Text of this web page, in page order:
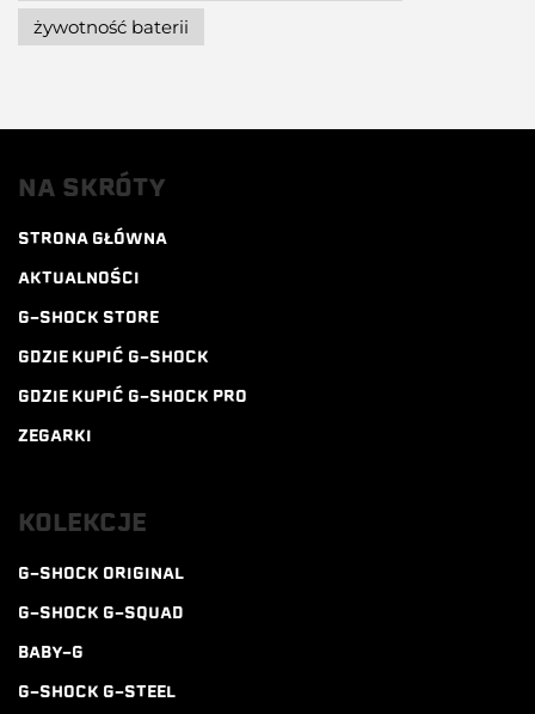
żywotność baterii
NA SKRÓTY
STRONA GŁÓWNA
AKTUALNOŚCI
G-SHOCK STORE
GDZIE KUPIĆ G-SHOCK
GDZIE KUPIĆ G-SHOCK PRO
ZEGARKI
KOLEKCJE
G-SHOCK ORIGINAL
G-SHOCK G-SQUAD
BABY-G
G-SHOCK G-STEEL